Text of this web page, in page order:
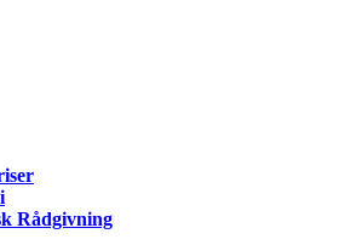
Rådgivning